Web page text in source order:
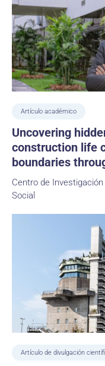
Artículo académico
Uncovering
construction life
boundaries
Centro de
Social
Artículo de divulgación